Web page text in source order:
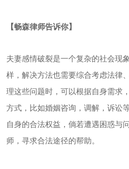
【畅森律师告诉你】
夫妻感情破裂是一个复杂的社会现
样，解决方法也需要综合考虑法律
理这些问题时，可以根据自身需求
方式，比如婚姻咨询，调解，诉讼
自身的合法权益，倘若遭遇困惑与
师，寻求合法途径的帮助。